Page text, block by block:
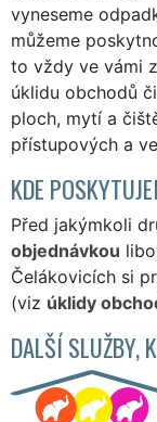
vyneseme
můžeme
to vždy ve vámi
úklidu obchodů
ploch, mytí a
přístupových a
KDE
Před jakýmkoli
objednávkou
Čelákovicích si
(viz úklidy
DALŠÍ SLUŽBY,